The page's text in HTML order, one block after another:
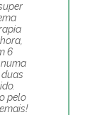
6
pelo